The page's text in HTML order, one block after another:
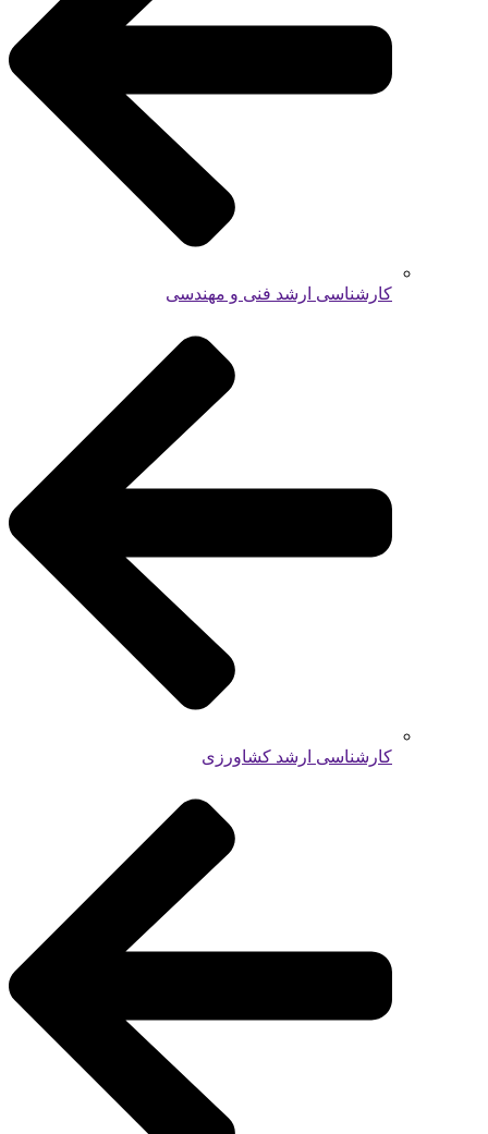
کارشناسی ارشد فنی و مهندسی
کارشناسی ارشد کشاورزی